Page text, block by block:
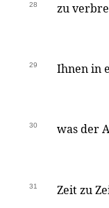
28 zu
29 Ihnen in
30 was der
31 Zeit zu